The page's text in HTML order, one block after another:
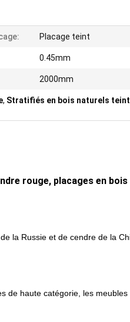
Placage teint
0.45mm
2000mm
, Stratifiés en bois naturels
rouge, placages en bois
la Russie et de cendre de la
de haute catégorie, les